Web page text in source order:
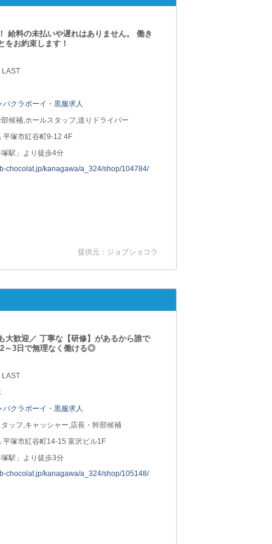
給料の未払いや遅れはありません。 働き
をお約束します！
LAST
バクラボーイ・黒服求人
候補,ホールスタッフ,送りドライバー
平塚市紅谷町9-12 4F
駅」より徒歩4分
chocolat.jp/kanagawa/a_324/shop/104784/
提供元：ジョブショコラ
大歓迎／ 丁寧な【研修】があるから誰で
～3日で無理なく働ける◎
LAST
バクラボーイ・黒服求人
ッフ,キャッシャー,店長・幹部候補
平塚市紅谷町14-15 富沢ビル1F
駅」より徒歩3分
chocolat.jp/kanagawa/a_324/shop/105148/